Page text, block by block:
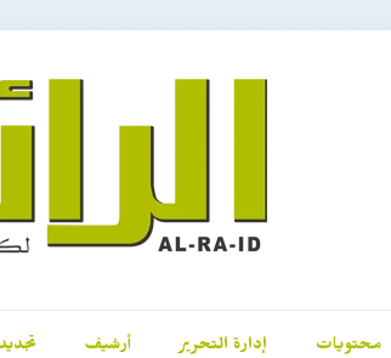
محتويات إدارة التحرير أرشيف